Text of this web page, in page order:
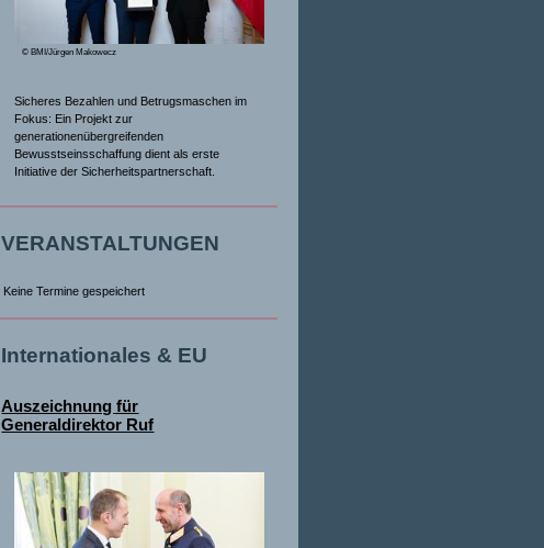
© BMI/Jürgen Makowecz
Sicheres Bezahlen und Betrugsmaschen im
Fokus: Ein Projekt zur
generationenübergreifenden
Bewusstseinsschaffung dient als erste
Initiative der Sicherheitspartnerschaft.
VERANSTALTUNGEN
Keine Termine gespeichert
Internationales & EU
Auszeichnung für
Generaldirektor Ruf